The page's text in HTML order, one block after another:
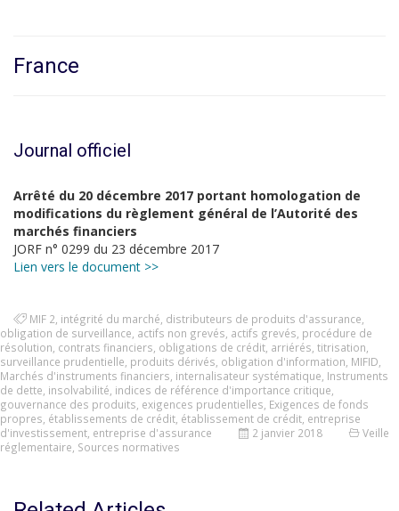
France
Journal officiel
Arrêté du 20 décembre 2017 portant homologation de
modifications du règlement général de l’Autorité des
marchés financiers
JORF n° 0299 du 23 décembre 2017
Lien vers le document >>
MIF 2 intégrité du marché distributeurs de produits d'assurance
obligation de surveillance actifs non grevés actifs grevés procédure de
résolution contrats financiers obligations de crédit arriérés titrisation
surveillance prudentielle produits dérivés obligation d'information MIFID
Marchés d'instruments financiers internalisateur systématique Instruments
de dette insolvabilité indices de référence d'importance critique
gouvernance des produits exigences prudentielles Exigences de fonds
propres établissements de crédit établissement de crédit entreprise
d'investissement entreprise d'assurance 2 janvier 2018
Veille
réglementaire Sources normatives